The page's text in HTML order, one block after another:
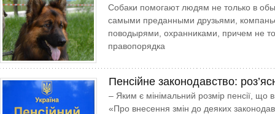
Собаки помогают людям не только в
самыми преданными друзьями,
поводырями, охранниками, причем не
правопорядка
Пенсійне законодавство:
– Яким є мінімальний розмір пенсії, що
«Про внесення змін до деяких